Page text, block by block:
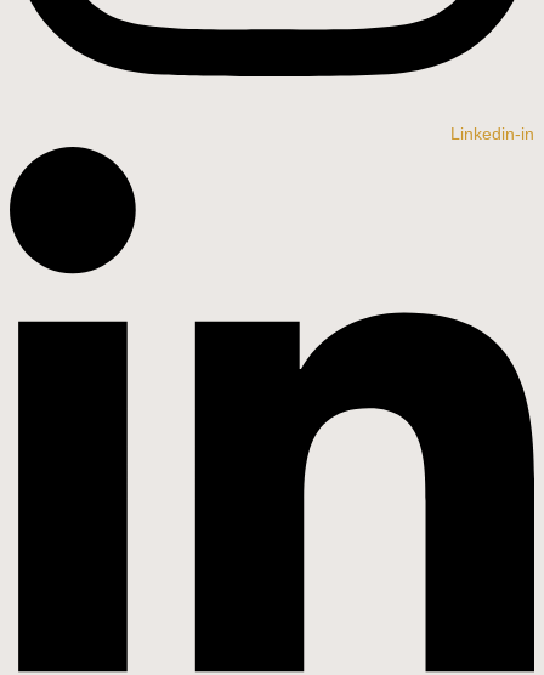
Linkedin-in